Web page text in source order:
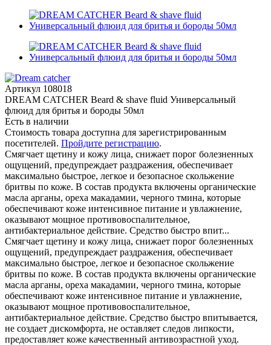
Артикул 108018
DREAM CATCHER Beard & shave fluid Универсальный
флюид для бритья и бороды 50мл
Есть в наличии
Стоимость товара доступна для зарегистрированным
посетителей. Пройдите регистрацию.
Смягчает щетину и кожу лица, снижает порог болезненных
ощущений, предупреждает раздражения, обеспечивает
максимально быстрое, легкое и безопасное скольжение
бритвы по коже. В состав продукта включены органические
масла арганы, ореха макадамии, черного тмина, которые
обеспечивают коже интенсивное питание и увлажнение,
оказывают мощное противовоспалительное,
антибактериальное действие. Средство быстро впит...
Смягчает щетину и кожу лица, снижает порог болезненных
ощущений, предупреждает раздражения, обеспечивает
максимально быстрое, легкое и безопасное скольжение
бритвы по коже. В состав продукта включены органические
масла арганы, ореха макадамии, черного тмина, которые
обеспечивают коже интенсивное питание и увлажнение,
оказывают мощное противовоспалительное,
антибактериальное действие. Средство быстро впитывается,
не создает дискомфорта, не оставляет следов липкости,
предоставляет коже качественный антивозрастной уход.